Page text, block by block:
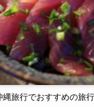
旅行でおすすめの旅